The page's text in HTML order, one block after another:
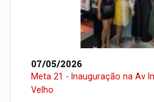
07/05/2026
Meta 21 - Inauguração na Av
Velho